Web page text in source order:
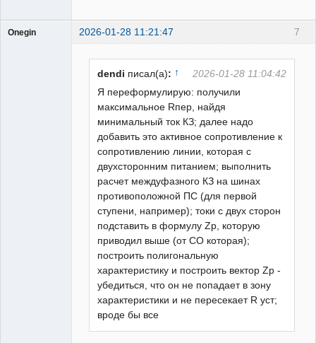
7
Onegin 2026-01-28 11:21:47
dendi писал(а): ↑
2026-01-28 11:04:42
Я переформулирую: получили
максимальное Rпер, найдя
минимальный ток КЗ; далее надо
добавить это активное сопротивление к
сопротивлению линии, которая с
двухсторонним питанием; выполнить
расчет междуфазного КЗ на шинах
противоположной ПС (для первой
ступени, например); токи с двух сторон
подставить в формулу Zр, которую
приводил выше (от СО которая);
построить полигональную
характеристику и построить вектор Zp -
убедиться, что он не попадает в зону
характеристики и не пересекает R уст;
вроде бы все